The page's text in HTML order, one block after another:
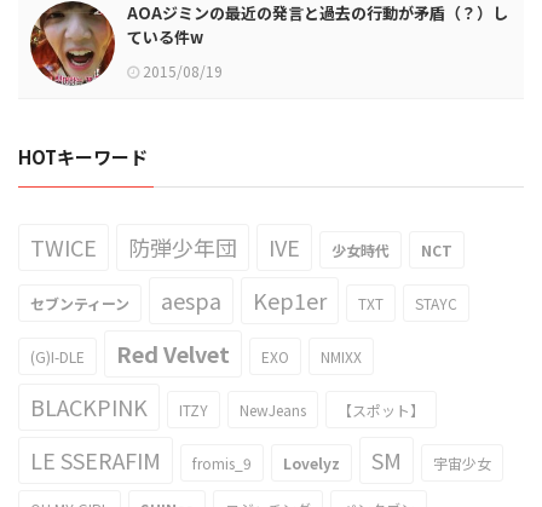
AOAジミンの最近の発言と過去の行動が矛盾（？）し
ている件w
2015/08/19
HOTキーワード
TWICE 防弾少年団 IVE 少女時代 NCT
セブンティーン aespa Kep1er TXT STAYC
(G)I-DLE Red Velvet EXO NMIXX
BLACKPINK ITZY NewJeans 【スポット】
LE SSERAFIM fromis_9 Lovelyz SM 宇宙少女